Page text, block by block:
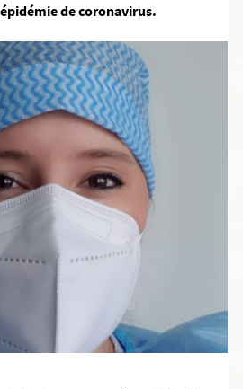
de coronavirus.